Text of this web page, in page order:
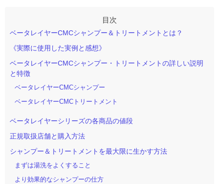
ベータレイヤーCMCシャンプー＆トリートメントとは？
《実際に使用した実例と感想》
ベータレイヤーCMCシャンプー・トリートメントの詳しい説明
と特徴
ベータレイヤーCMCシャンプー
ベータレイヤーCMCトリートメント
ベータレイヤーシリーズの各商品の値段
正規取扱店舗と購入方法
シャンプー＆トリートメントを最大限に生かす方法
まずは湯洗をよくすること
より効果的なシャンプーの仕方